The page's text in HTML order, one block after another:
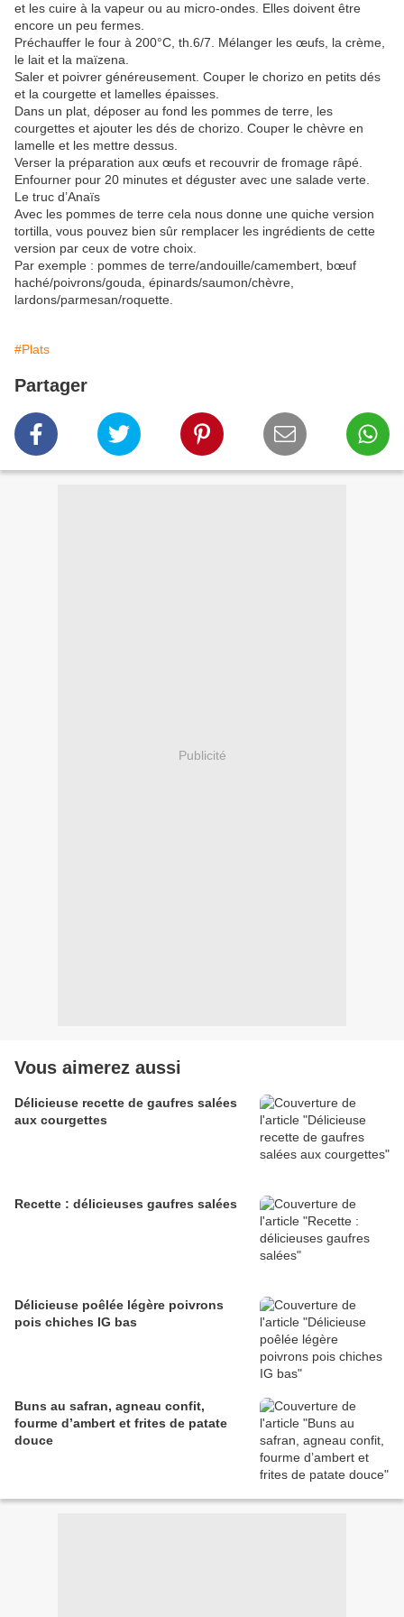
et les cuire à la vapeur ou au micro-ondes. Elles doivent être
encore un peu fermes.
Préchauffer le four à 200°C, th.6/7. Mélanger les œufs, la crème,
le lait et la maïzena.
Saler et poivrer généreusement. Couper le chorizo en petits dés
et la courgette et lamelles épaisses.
Dans un plat, déposer au fond les pommes de terre, les
courgettes et ajouter les dés de chorizo. Couper le chèvre en
lamelle et les mettre dessus.
Verser la préparation aux œufs et recouvrir de fromage râpé.
Enfourner pour 20 minutes et déguster avec une salade verte.
Le truc d’Anaïs
Avec les pommes de terre cela nous donne une quiche version
tortilla, vous pouvez bien sûr remplacer les ingrédients de cette
version par ceux de votre choix.
Par exemple : pommes de terre/andouille/camembert, bœuf
haché/poivrons/gouda, épinards/saumon/chèvre,
lardons/parmesan/roquette.
#Plats
Partager
Publicité
Vous aimerez aussi
Délicieuse recette de gaufres salées
aux courgettes
Recette : délicieuses gaufres salées
Délicieuse poêlée légère poivrons
pois chiches IG bas
Buns au safran, agneau confit,
fourme d’ambert et frites de patate
douce